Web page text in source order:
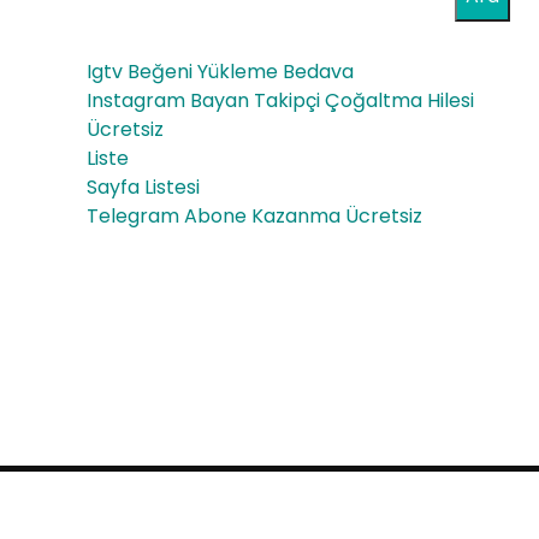
inti
Igtv Beğeni Yükleme Bedava
Instagram Bayan Takipçi Çoğaltma Hilesi
Ücretsiz
Liste
Sayfa Listesi
Telegram Abone Kazanma Ücretsiz